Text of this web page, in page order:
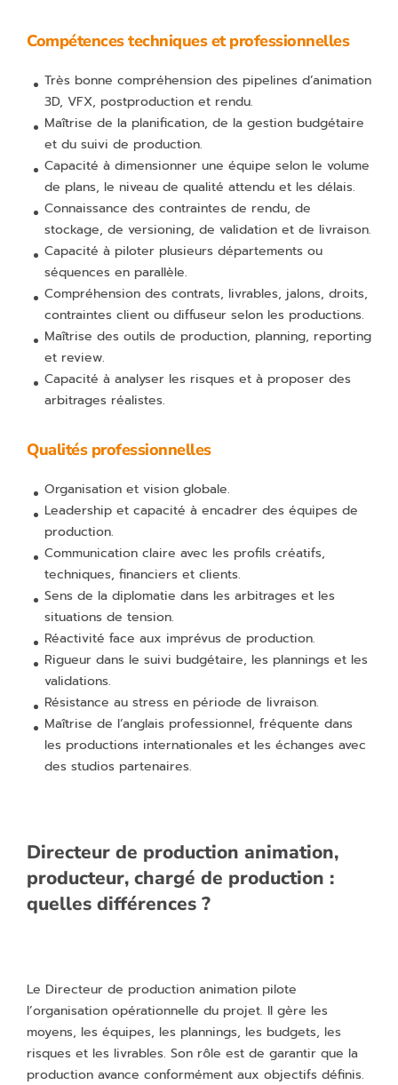
Compétences techniques et professionnelles
Très bonne compréhension des pipelines d’animation
3D, VFX, postproduction et rendu.
Maîtrise de la planification, de la gestion budgétaire
et du suivi de production.
Capacité à dimensionner une équipe selon le volume
de plans, le niveau de qualité attendu et les délais.
Connaissance des contraintes de rendu, de
stockage, de versioning, de validation et de livraison.
Capacité à piloter plusieurs départements ou
séquences en parallèle.
Compréhension des contrats, livrables, jalons, droits,
contraintes client ou diffuseur selon les productions.
Maîtrise des outils de production, planning, reporting
et review.
Capacité à analyser les risques et à proposer des
arbitrages réalistes.
Qualités professionnelles
Organisation et vision globale.
Leadership et capacité à encadrer des équipes de
production.
Communication claire avec les profils créatifs,
techniques, financiers et clients.
Sens de la diplomatie dans les arbitrages et les
situations de tension.
Réactivité face aux imprévus de production.
Rigueur dans le suivi budgétaire, les plannings et les
validations.
Résistance au stress en période de livraison.
Maîtrise de l’anglais professionnel, fréquente dans
les productions internationales et les échanges avec
des studios partenaires.
Directeur de production animation,
producteur, chargé de production :
quelles différences ?
Le Directeur de production animation pilote
l’organisation opérationnelle du projet. Il gère les
moyens, les équipes, les plannings, les budgets, les
risques et les livrables. Son rôle est de garantir que la
production avance conformément aux objectifs définis.